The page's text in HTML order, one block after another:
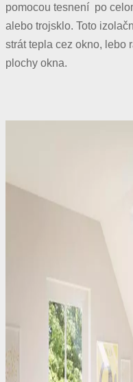
pomocou tesnení po
alebo trojsklo. Toto
strát tepla cez okno, lebo
plochy okna.